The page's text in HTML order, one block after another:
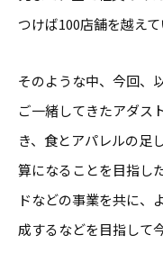
つけば100店舗を越えて
そのような中、今回、
ご一緒してきたアダス
き、食とアパレルの足
算になることを目指し
ドなどの事業を共に、
成するなどを目指して